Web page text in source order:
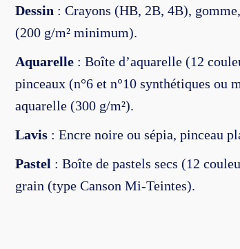
Dessin: Crayons (HB, 2B, 4B),
(200 g/m² minimum).
Aquarelle: Boîte d’aquarelle (12
pinceaux (n°6 et n°10 synthétiques ou
aquarelle (300 g/m²).
Lavis: Encre noire ou sépia, pinceau
Pastel: Boîte de pastels secs (12
grain (type Canson Mi-Teintes).